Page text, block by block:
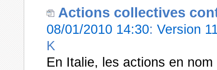
Actions collectives
08/01/2010 14:30: Version
K
En Italie, les actions en